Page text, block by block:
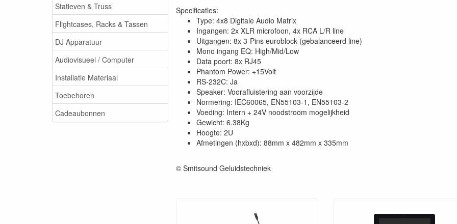
Statieven & Truss
Flightcases, Racks & Tassen
DJ Apparatuur
Audiovisueel / Computer
Installatie Materiaal
Toebehoren
Cadeaubonnen
Specificaties:
Type: 4x8 Digitale Audio Matrix
Ingangen: 2x XLR microfoon, 4x RCA L/R line
Uitgangen: 8x 3-Pins euroblock (gebalanceerd line)
Mono ingang EQ: High/Mid/Low
Data poort: 8x RJ45
Phantom Power: +15Volt
RS-232C: Ja
Speaker: Voorafluistering aan voorzijde
Normering: IEC60065, EN55103-1, EN55103-2
Voeding: Intern + 24V noodstroom mogelijkheid
Gewicht: 6.38Kg
Hoogte: 2U
Afmetingen (hxbxd): 88mm x 482mm x 335mm
© Smitsound Geluidstechniek